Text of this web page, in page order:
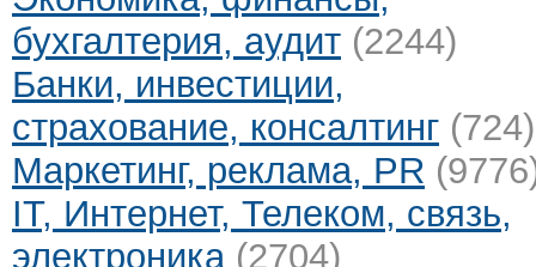
бухгалтерия, аудит (2244)
Банки, инвестиции,
страхование, консалтинг (724)
Маркетинг, реклама, PR
IT, Интернет, Телеком, связь,
электроника (2704)